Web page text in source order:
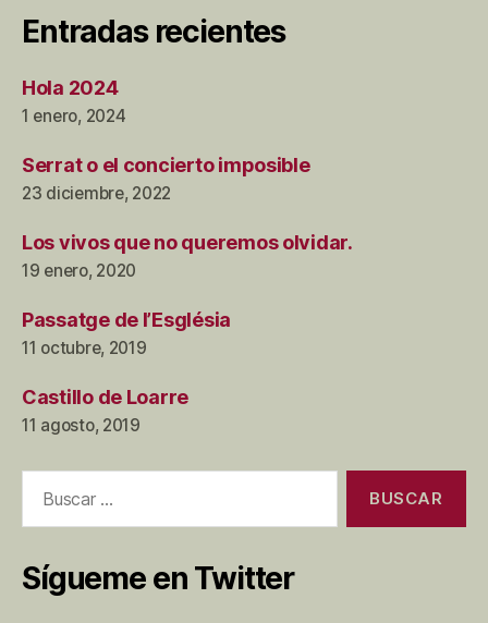
Entradas recientes
Hola 2024
1 enero, 2024
Serrat o el concierto imposible
23 diciembre, 2022
Los vivos que no queremos olvidar.
19 enero, 2020
Passatge de l’Església
11 octubre, 2019
Castillo de Loarre
11 agosto, 2019
Sígueme en Twitter